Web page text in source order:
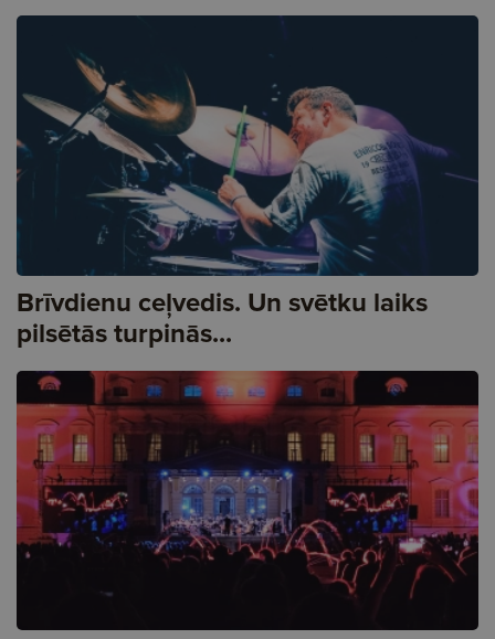
Brīvdienu ceļvedis. Un svētku laiks
pilsētās turpinās...